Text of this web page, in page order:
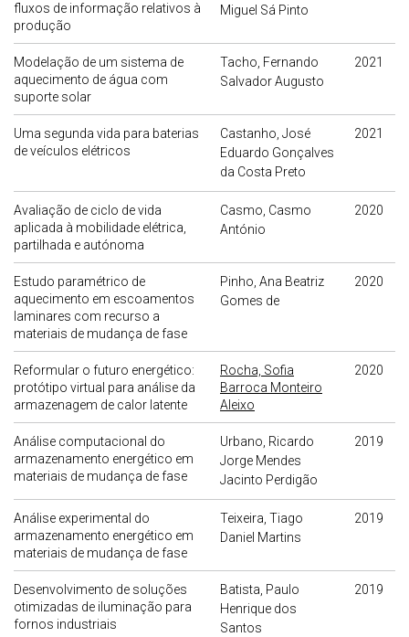
fluxos de informação relativos à
produção
Miguel Sá Pinto
Modelação de um sistema de
aquecimento de água com
suporte solar
Tacho, Fernando
Salvador Augusto
2021
Uma segunda vida para baterias
de veículos elétricos
Castanho, José
Eduardo Gonçalves
da Costa Preto
2021
Avaliação de ciclo de vida
aplicada à mobilidade elétrica,
partilhada e autónoma
Casmo, Casmo
António
2020
Estudo paramétrico de
aquecimento em escoamentos
laminares com recurso a
materiais de mudança de fase
Pinho, Ana Beatriz
Gomes de
2020
Reformular o futuro energético:
protótipo virtual para análise da
armazenagem de calor latente
Rocha, Sofia
Barroca Monteiro
Aleixo
2020
Análise computacional do
armazenamento energético em
materiais de mudança de fase
Urbano, Ricardo
Jorge Mendes
Jacinto Perdigão
2019
Análise experimental do
armazenamento energético em
materiais de mudança de fase
Teixeira, Tiago
Daniel Martins
2019
Desenvolvimento de soluções
otimizadas de iluminação para
fornos industriais
Batista, Paulo
Henrique dos
Santos
2019